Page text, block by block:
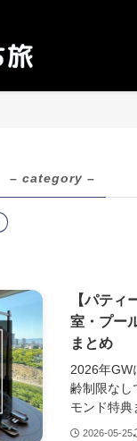
– category –
【パテ
室・プー
まとめ
2026年GW
齢制限なし
モンド特典
2026-05-25